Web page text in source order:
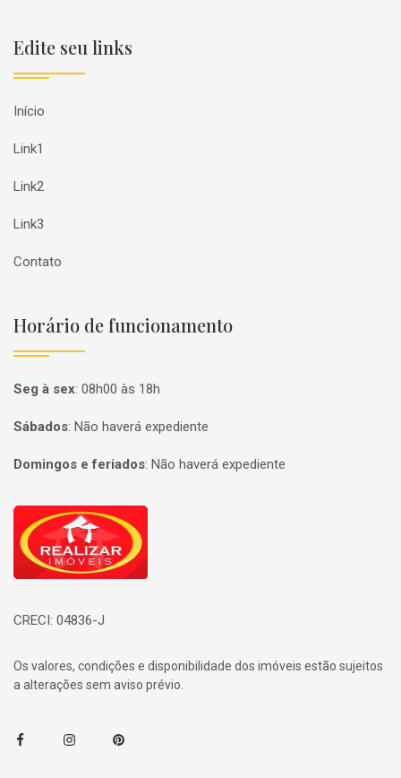
Edite seu links
Início
Link1
Link2
Link3
Contato
Horário de funcionamento
Seg à sex: 08h00 às 18h
Sábados: Não haverá expediente
Domingos e feriados: Não haverá expediente
Página inicial
CRECI: 04836-J
Os valores, condições e disponibilidade dos imóveis estão sujeitos
a alterações sem aviso prévio.
FacebookInstagramPinterest